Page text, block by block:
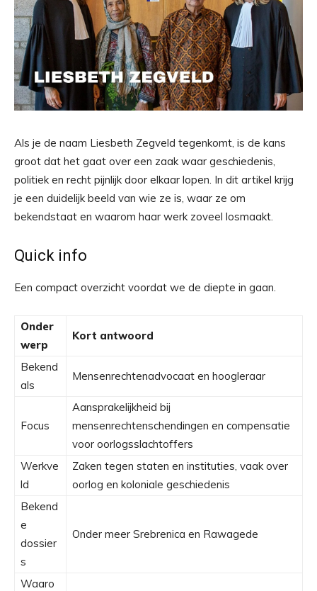
Als je de naam Liesbeth Zegveld tegenkomt, is de kans
groot dat het gaat over een zaak waar geschiedenis,
politiek en recht pijnlijk door elkaar lopen. In dit artikel krijg
je een duidelijk beeld van wie ze is, waar ze om
bekendstaat en waarom haar werk zoveel losmaakt.
Quick info
Een compact overzicht voordat we de diepte in gaan.
Onder
werp
Kort antwoord
Bekend
als
Mensenrechtenadvocaat en hoogleraar
Focus
Aansprakelijkheid bij
mensenrechtenschendingen en compensatie
voor oorlogsslachtoffers
Werkve
ld
Zaken tegen staten en instituties, vaak over
oorlog en koloniale geschiedenis
Bekend
e
dossier
s
Onder meer Srebrenica en Rawagede
Waaro